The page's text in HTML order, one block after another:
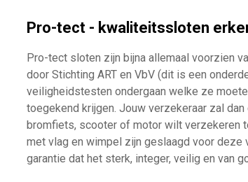
Pro-tect - kwaliteitssloten
Pro-tect sloten zijn bijna allemaal voorzien
door Stichting ART en VbV (dit is een
veiligheidstesten ondergaan welke ze
toegekend krijgen. Jouw verzekeraar zal
bromfiets, scooter of motor wilt verzekeren
met vlag en wimpel zijn geslaagd voor
garantie dat het sterk, integer, veilig en van